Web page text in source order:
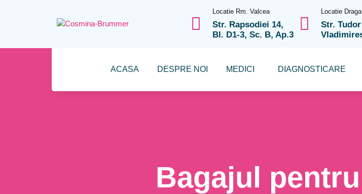
Locatie Rm. Valcea
Str. Rapsodiei 14,
Bl. D1-3, Sc. B, Ap.3
Locatie
Str. Tudor
ACASA DESPRE NOI MEDICI DIAGNOSTICARE
Bagajul